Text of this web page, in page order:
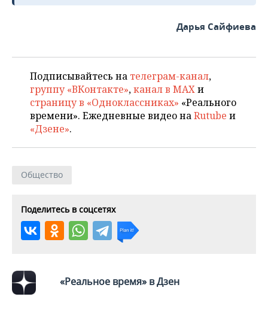
Дарья Сайфиева
Подписывайтесь на телеграм-канал,
группу «ВКонтакте»,канал в MAXи
страницу в «Одноклассниках» «Реального
времени». Ежедневные видео наRutube и
«Дзене».
Общество
Поделитесь в соцсетях
«Реальное время» в Дзен